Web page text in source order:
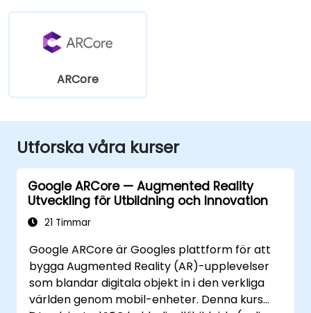
ARCore
Utforska våra kurser
Google ARCore — Augmented Reality
Utveckling för Utbildning och Innovation
21 Timmar
Google ARCore är Googles plattform för att
bygga Augmented Reality (AR)-upplevelser
som blandar digitala objekt in i den verkliga
världen genom mobil-enheter. Denna kurs